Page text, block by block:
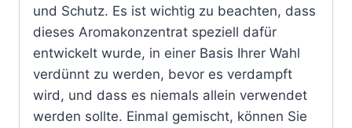
und Schutz. Es ist wichtig zu beachten, dass
dieses Aromakonzentrat speziell dafür
entwickelt wurde, in einer Basis Ihrer Wahl
verdünnt zu werden, bevor es verdampft
wird, und dass es niemals allein verwendet
werden sollte. Einmal gemischt, können Sie